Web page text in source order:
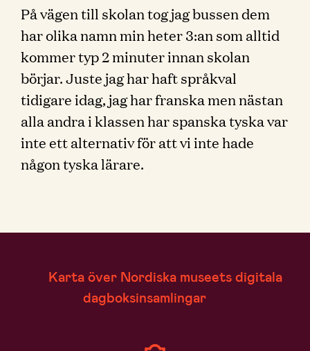
På vägen till skolan tog jag bussen dem
har olika namn min heter 3:an som alltid
kommer typ 2 minuter innan skolan
börjar. Juste jag har haft språkval
tidigare idag, jag har franska men nästan
alla andra i klassen har spanska tyska var
inte ett alternativ för att vi inte hade
någon tyska lärare.
Karta över Nordiska museets digitala
dagboksinsamlingar